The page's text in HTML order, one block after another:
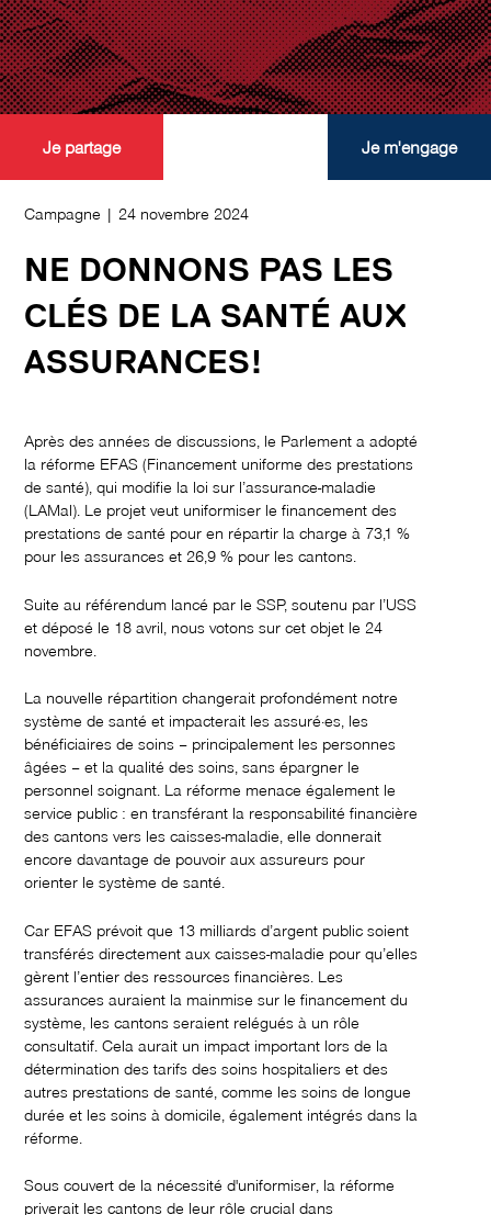
Campagne | 24 novembre 2024
NE DONNONS PAS LES
CLÉS DE LA SANTÉ AUX
ASSURANCES!
Après des années de discussions, le Parlement a adopté
la réforme EFAS (Financement uniforme des prestations
de santé), qui modifie la loi sur l’assurance-maladie
(LAMal). Le projet veut uniformiser le financement des
prestations de santé pour en répartir la charge à 73,1 %
pour les assurances et 26,9 % pour les cantons.
Suite au référendum lancé par le SSP, soutenu par l’USS
et déposé le 18 avril, nous votons sur cet objet le 24
novembre.
La nouvelle répartition changerait profondément notre
système de santé et impacterait les assuré·es, les
bénéficiaires de soins – principalement les personnes
âgées – et la qualité des soins, sans épargner le
personnel soignant. La réforme menace également le
service public : en transférant la responsabilité financière
des cantons vers les caisses-maladie, elle donnerait
encore davantage de pouvoir aux assureurs pour
orienter le système de santé.
Car EFAS prévoit que 13 milliards d’argent public soient
transférés directement aux caisses-maladie pour qu’elles
gèrent l’entier des ressources financières. Les
assurances auraient la mainmise sur le financement du
système, les cantons seraient relégués à un rôle
consultatif. Cela aurait un impact important lors de la
détermination des tarifs des soins hospitaliers et des
autres prestations de santé, comme les soins de longue
durée et les soins à domicile, également intégrés dans la
réforme.
Sous couvert de la nécessité d'uniformiser, la réforme
priverait les cantons de leur rôle crucial dans
Je partage Je m'engage